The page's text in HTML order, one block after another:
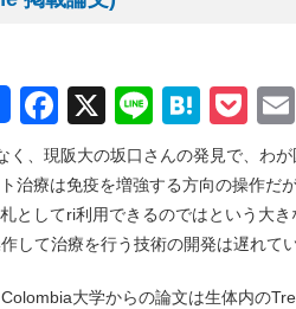
Facebook
X Line
く、現阪大の坂口さんの発見で、わ
治療は免疫を増強する方向の操作だ
としてri利用できるのではという大
して治療を行う技術の開発は遅れて
大学からの論文は生体内の